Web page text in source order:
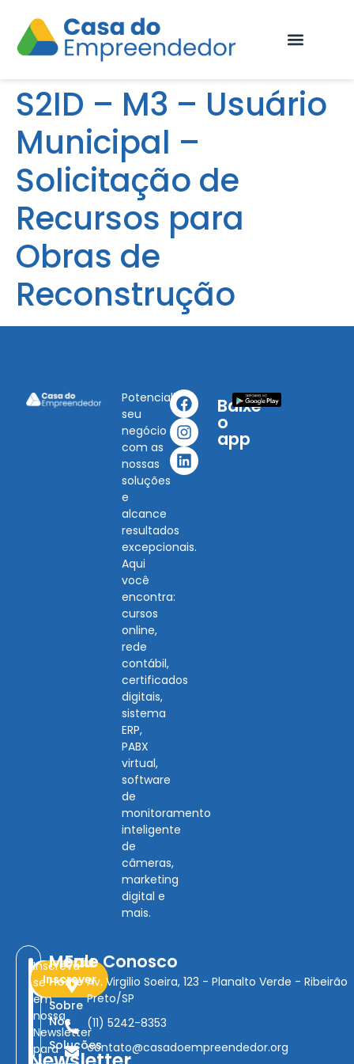
S2ID – M3 – Usuário
Municipal –
Solicitação de
Recursos para
Obras de
Reconstrução
Potencialize
seu
negócio
com as
nossas
soluções
e
alcance
resultados
excepcionais.
Aqui
você
encontra:
cursos
online,
rede
contábil,
certificados
digitais,
sistema
ERP,
PABX
virtual,
software
de
monitoramento
inteligente
de
câmeras,
marketing
digital e
mais.
Baixe
o
app
Inscrever
Inscreva-
se
em
nossa
Newsletter
para
Menu
Home
Sobre
Nós
Soluções
Fale Conosco
Av. Virgilio Soeira, 123 - Planalto Verde - Ribeirão
Preto/SP
(11) 5242-8353
contato@casadoempreendedor.org